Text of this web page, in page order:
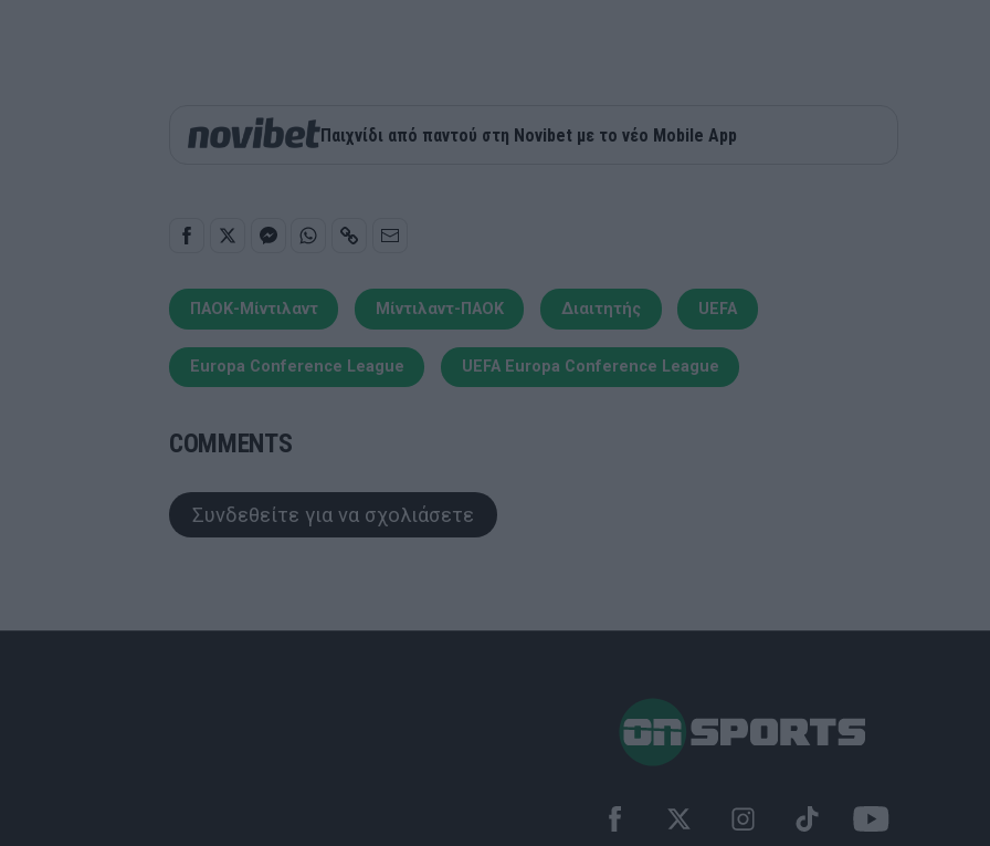
Παιχνίδι από παντού στη Novibet με το νέο Mobile App
ΠΑΟΚ-Μίντιλαντ Μίντιλαντ-ΠΑΟΚ Διαιτητής UEFA
Europa Conference League UEFA Europa Conference League
COMMENTS
Συνδεθείτε για να σχολιάσετε